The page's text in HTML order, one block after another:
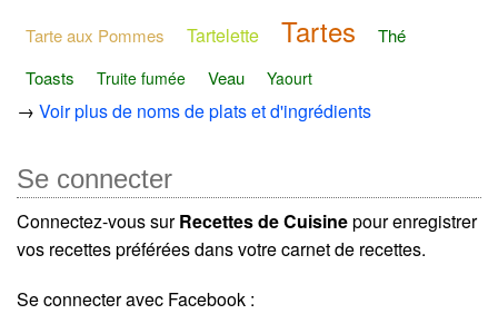
Tarte aux Pommes Tartelette Tartes
Thé
Toasts
Truite fumée Veau Yaourt
→ Voir plus de noms de plats et d'ingrédients
Se connecter
Connectez-vous surRecettes de Cuisinepour enregistrer
vos recettes préférées dans votre carnet de recettes.
Se connecter avec Facebook :